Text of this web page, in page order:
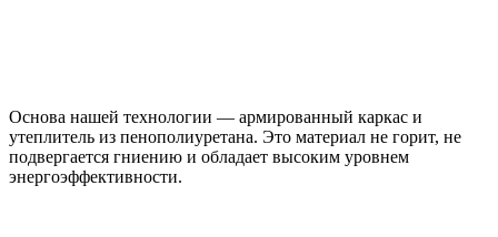
Основа нашей технологии — армированный каркас и
утеплитель из пенополиуретана. Это материал не горит, не
подвергается гниению и обладает высоким уровнем
энергоэффективности.